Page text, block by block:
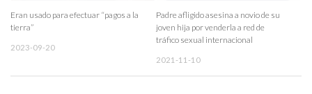
Eran usado para efectuar “pagos a la
tierra”
2023-09-20
Padre afligido asesina a novio de su
joven hija por venderla a red de
tráfico sexual internacional
2021-11-10